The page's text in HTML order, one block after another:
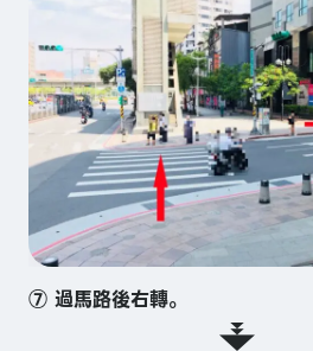
⑦ 過馬路後右轉。